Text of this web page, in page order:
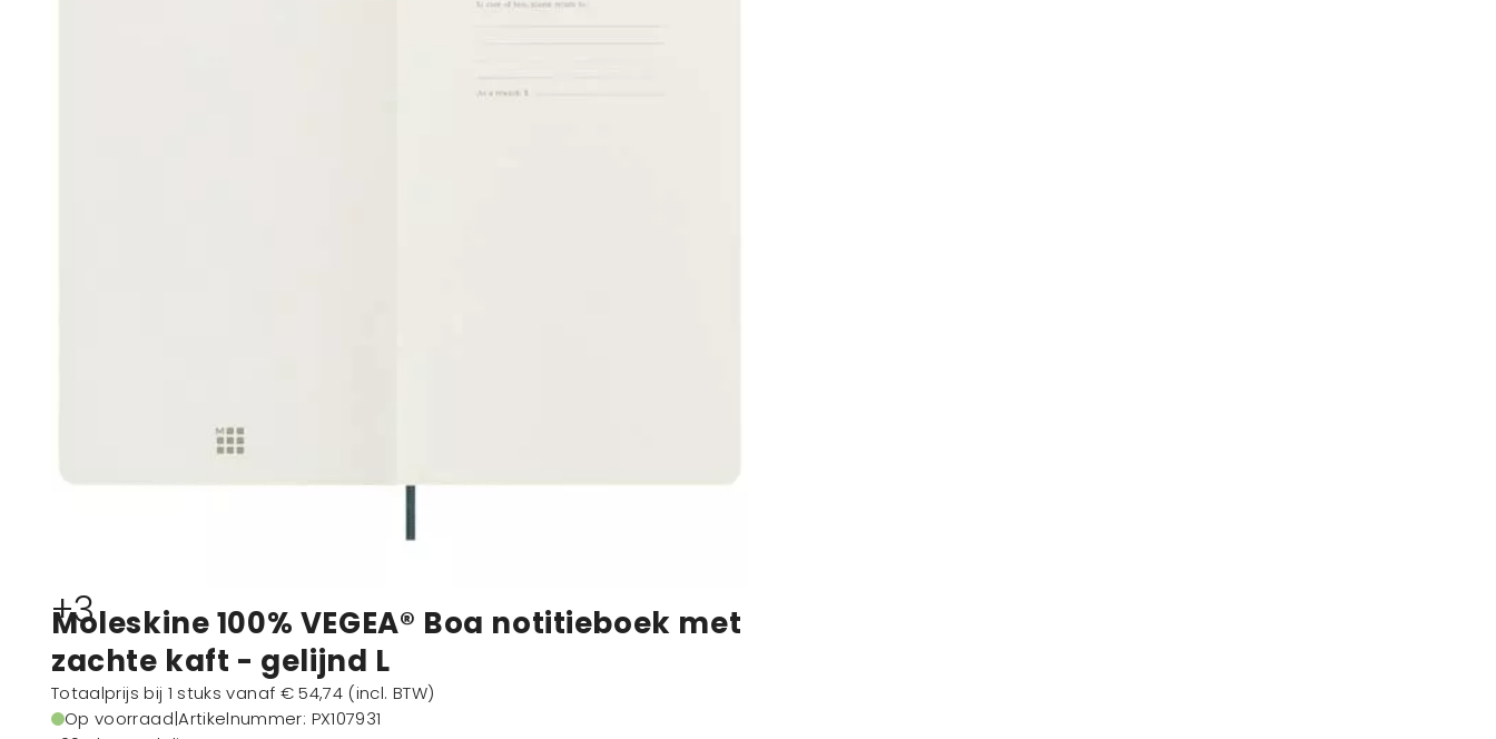
+3
Moleskine 100% VEGEA® Boa notitieboek met
zachte kaft - gelijnd L
Totaalprijs bij 1 stuks vanaf € 54,74 (incl. BTW)
Op voorraad|Artikelnummer: PX107931